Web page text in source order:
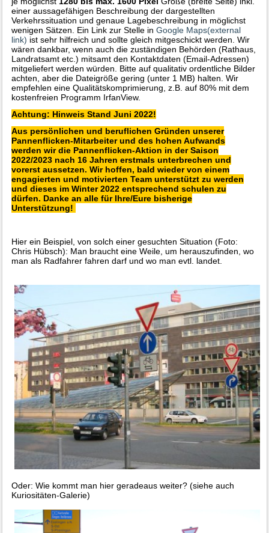
einer aussagefähigen Beschreibung der dargestellten
Verkehrssituation und genaue Lagebeschreibung in möglichst
wenigen Sätzen. Ein Link zur Stelle inGoogle Maps(external
link) ist sehr hilfreich und sollte gleich mitgeschickt werden. Wir
wären dankbar, wenn auch die zuständigen Behörden (Rathaus,
Landratsamt etc.) mitsamt den Kontaktdaten (Email-Adressen)
mitgeliefert werden würden. Bitte auf qualitativ ordentliche Bilder
achten, aber die Dateigröße gering (unter 1 MB) halten. Wir
empfehlen eine Qualitätskomprimierung, z.B. auf 80% mit dem
kostenfreien Programm IrfanView.
Achtung: Hinweis Stand Juni 2022!
Aus persönlichen und beruflichen Gründen unserer
Pannenflicken-Mitarbeiter und des hohen Aufwands
werden wir die Pannenflicken-Aktion in der Saison
2022/2023 nach 16 Jahren erstmals unterbrechen und
vorerst aussetzen. Wir hoffen, bald wieder von einem
engagierten und motivierten Team unterstützt zu werden
und dieses im Winter 2022 entsprechend schulen zu
dürfen. Danke an alle für Ihre/Eure bisherige
Unterstützung!
Hier ein Beispiel, von solch einer gesuchten Situation (Foto:
Chris Hübsch): Man braucht eine Weile, um herauszufinden, wo
man als Radfahrer fahren darf und wo man evtl. landet.
Oder: Wie kommt man hier geradeaus weiter? (siehe auch
Kuriositäten-Galerie)